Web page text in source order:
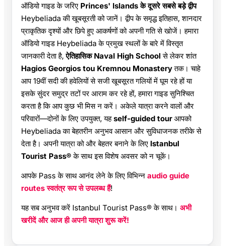
ऑडियो गाइड के जरिए Princes' Islands के दूसरे सबसे बड़े द्वीप
Heybeliada की खूबसूरती को जानें। द्वीप के समृद्ध इतिहास, शानदार
प्राकृतिक दृश्यों और छिपे हुए आकर्षणों को अपनी गति से खोजें। हमारा
ऑडियो गाइड Heybeliada के प्रमुख स्थलों के बारे में विस्तृत
जानकारी देता है,ऐतिहासिक Naval High Schoolसे लेकर शांत
Hagios Georgios tou Kremnou Monasteryतक। चाहे
आप 19वीं सदी की हवेलियों से सजी खूबसूरत गलियों में घूम रहे हों या
इसके सुंदर समुद्र तटों पर आराम कर रहे हों, हमारा गाइड सुनिश्चित
करता है कि आप कुछ भी मिस न करें। अकेले यात्रा करने वालों और
परिवारों—दोनों के लिए उपयुक्त, यहself-guided tour आपको
Heybeliada का बेहतरीन अनुभव आसान और सुविधाजनक तरीके से
देता है। अपनी यात्रा को और बेहतर बनाने के लिए Istanbul
Tourist Pass®के साथ इस विशेष अवसर को न चूकें।
आपके Pass के साथ आनंद लेने के लिए विभिन्न audio guide
routes स्वतंत्र रूप से उपलब्ध हैं!
यह सब अनुभव करें Istanbul Tourist Pass® के साथ। अभी
खरीदें और आज ही अपनी यात्रा शुरू करें!